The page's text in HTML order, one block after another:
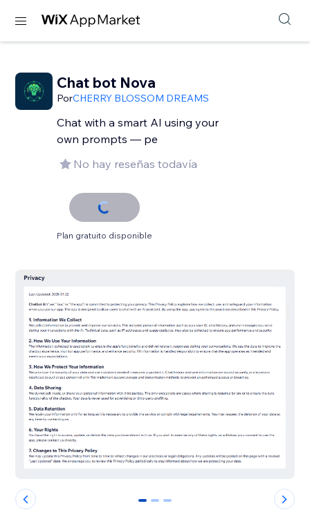
Chat bot Nova
PorCHERRY BLOSSOM DREAMS
Chat with a smart AI using your
own prompts — pe
No hay reseñas todavía
Plan gratuito disponible
0 1 2